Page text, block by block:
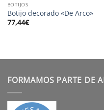
BOTIJOS
Botijo decorado «De Arco»
77,44€
FORMAMOS PARTE DE